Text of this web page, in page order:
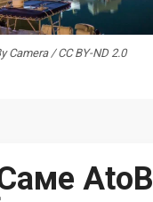
Camera / CC BY-ND 2.0
AtoB